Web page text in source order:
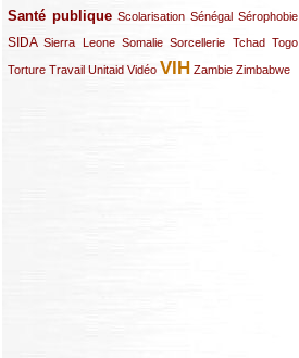
Santé publique
(59/289) Scolarisation
(9/289) Sénégal
(13/289) Sérophobie
(19/289)
SIDA
(29/289)Sierra Leone
(13/289) Somalie
(12/289) Sorcellerie
(19/289) Tchad
(10/289) Togo
(15/289)
Torture
(17/289)Travail
(21/289) Unitaid
(26/289) Vidéo
(23/289) VIH
(154/289) Zambie
(12/289) Zimbabwe
(21/289)